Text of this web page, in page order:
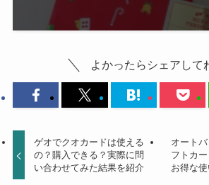
よかったらシェアして
ゲオでクオカードは使える
の？購入できる？実際に問
い合わせてみた結果を紹介
オート
フトカ
お得な